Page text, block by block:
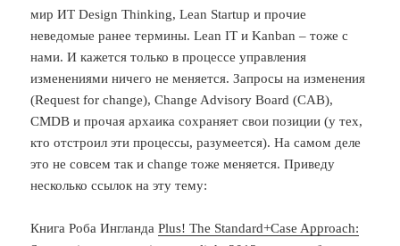
мир ИТ Design Thinking, Lean Startup и прочие
неведомые ранее термины. Lean IT и Kanban – тоже с
нами. И кажется только в процессе управления
изменениями ничего не меняется. Запросы на изменения
(Request for change), Change Advisory Board (CAB),
CMDB и прочая архаика сохраняет свои позиции (у тех,
кто отстроил эти процессы, разумеется). На самом деле
это не совсем так и change тоже меняется. Приведу
несколько ссылок на эту тему:
Книга Роба ИнгландаPlus! The Standard+Case Approach: